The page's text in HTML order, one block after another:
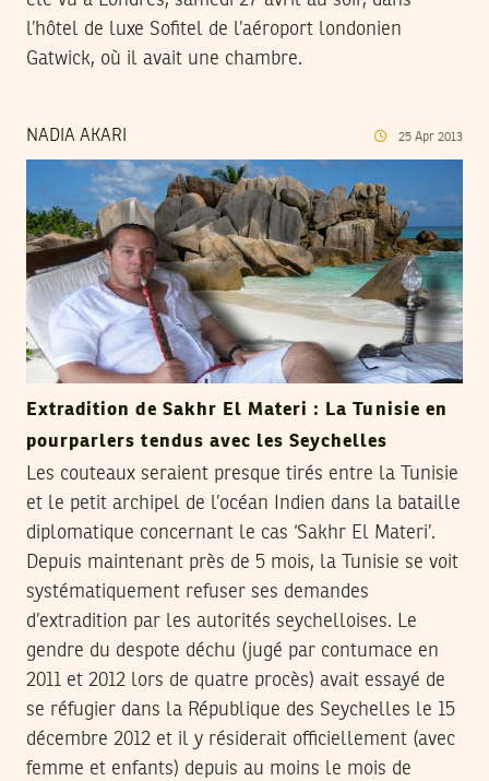
l’hôtel de luxe Sofitel de l’aéroport londonien
Gatwick, où il avait une chambre.
NADIA AKARI 25 Apr 2013
Extradition de Sakhr El Materi : La Tunisie en
pourparlers tendus avec les Seychelles
Les couteaux seraient presque tirés entre la Tunisie
et le petit archipel de l’océan Indien dans la bataille
diplomatique concernant le cas ‘Sakhr El Materi’.
Depuis maintenant près de 5 mois, la Tunisie se voit
systématiquement refuser ses demandes
d’extradition par les autorités seychelloises. Le
gendre du despote déchu (jugé par contumace en
2011 et 2012 lors de quatre procès) avait essayé de
se réfugier dans la République des Seychelles le 15
décembre 2012 et il y résiderait officiellement (avec
femme et enfants) depuis au moins le mois de